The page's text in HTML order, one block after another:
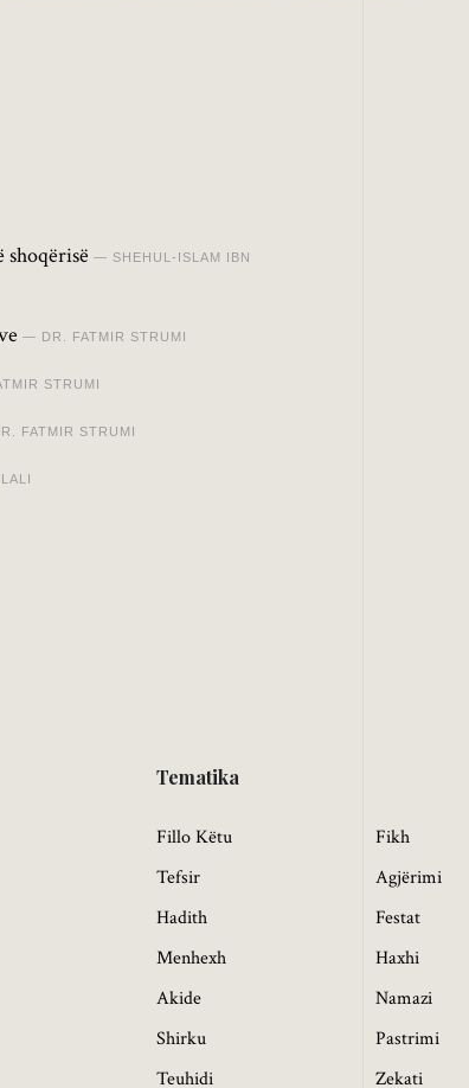
SHEHUL-ISLAM IBN
DR. FATMIR STRUMI
STRUMI
FATMIR STRUMI
Tematika
Fillo Këtu
Tefsir
Hadith
Menhexh
Akide
Shirku
Teuhidi
Fikh
Agjërimi
Festat
Haxhi
Namazi
Pastrimi
Zekati